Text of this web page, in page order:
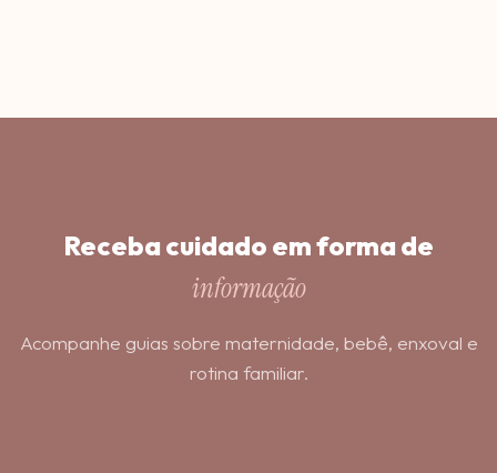
Receba cuidado em forma de
informação
Acompanhe guias sobre maternidade, bebê, enxoval e
rotina familiar.